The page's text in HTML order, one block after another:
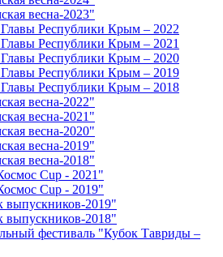
весна-2023"
Республики Крым – 2022
Республики Крым – 2021
Республики Крым – 2020
Республики Крым – 2019
Республики Крым – 2018
весна-2022"
весна-2021"
весна-2020"
весна-2019"
весна-2018"
Cup - 2021"
Cup - 2019"
выпускников-2019"
выпускников-2018"
фестиваль "Кубок Тавриды –